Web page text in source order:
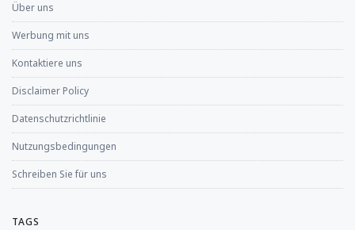
Über uns
Werbung mit uns
Kontaktiere uns
Disclaimer Policy
Datenschutzrichtlinie
Nutzungsbedingungen
Schreiben Sie für uns
TAGS